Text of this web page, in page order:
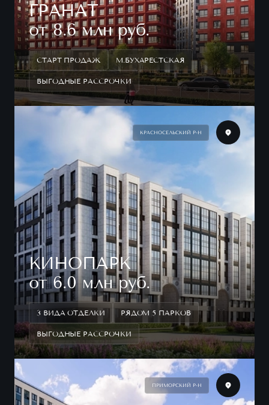
ГРАНАТ
от 8.6 млн руб.
СТАРТ ПРОДАЖ М.БУХАРЕСТСКАЯ
ВЫГОДНЫЕ РАССРОЧКИ
КРАСНОСЕЛЬСКИЙ Р-Н
КИНОПАРК
от 6.0 млн руб.
3 ВИДА ОТДЕЛКИ РЯДОМ 5 ПАРКОВ
ВЫГОДНЫЕ РАССРОЧКИ
ПРИМОРСКИЙ Р-Н